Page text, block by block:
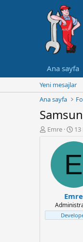
Ana sayfa
Yeni mesajlar
Ana sayfa
K
Emre
B
l
a
n
ı
ç
t
a
13
E
Emre